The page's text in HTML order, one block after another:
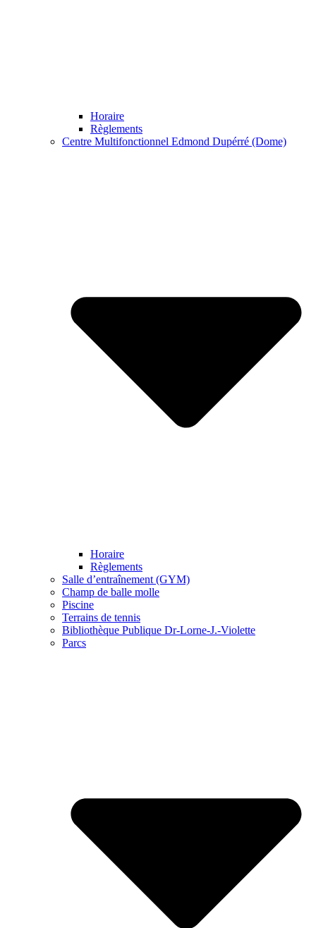
Horaire
Règlements
Centre Multifonctionnel Edmond Dupérré (Dome)
Horaire
Règlements
Salle d’entraînement (GYM)
Champ de balle molle
Piscine
Terrains de tennis
Bibliothèque Publique Dr-Lorne-J.-Violette
Parcs